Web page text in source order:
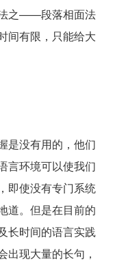
之——段落相面法
间有限，只能给大
是没有用的，他们
言环境可以使我们
即使没有专门系统
道。但是在目前的
长时间的语言实践
出现大量的长句，